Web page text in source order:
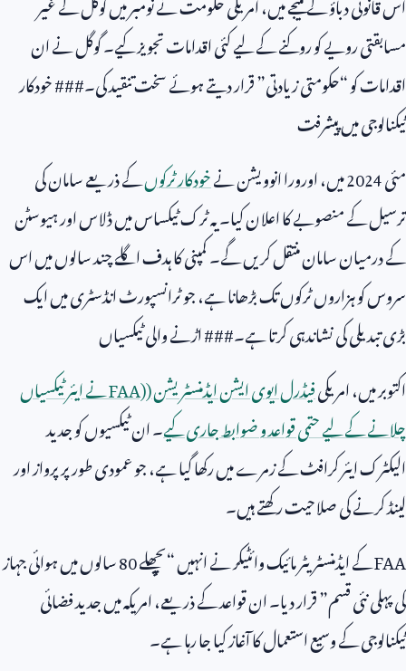
مسابقتی رویے کو روکنے کے لیے کئی اقدامات تجویز کیے۔ گوگل نے ان
اقدامات کو “حکومتی زیادتی” قرار دیتے ہوئے سخت تنقید کی۔### خودکار
ٹیکنالوجی میں پیشرفت
مئی2024میں، اورورا انوویشن نےخودکار ٹرکوںکے ذریعے سامان کی
ترسیل کے منصوبے کا اعلان کیا۔ یہ ٹرک ٹیکساس میں ڈلاس اور ہیوسٹن
کے درمیان سامان منتقل کریں گے۔ کمپنی کا ہدف اگلے چند سالوں میں اس
سروس کو ہزاروں ٹرکوں تک بڑھانا ہے، جو ٹرانسپورٹ انڈسٹری میں ایک
بڑی تبدیلی کی نشاندہی کرتا ہے۔### اڑنے والی ٹیکسیاں
اکتوبر میں، امریکیفیڈرل ایوی ایشن ایڈمنسٹریشن (FAA)نے ایئر ٹیکسیاں
چلانے کے لیے حتمی قواعد و ضوابط جاری کیے۔ ان ٹیکسیوں کو جدید
الیکٹرک ایئر کرافٹ کے زمرے میں رکھا گیا ہے، جو عمودی طور پر پرواز اور
لینڈ کرنے کی صلاحیت رکھتے ہیں۔
FAAکے ایڈمنسٹریٹر مائیک وائٹیکر نے انہیں “پچھلے80سالوں میں ہوائی جہاز
کی پہلی نئی قسم” قرار دیا۔ ان قواعد کے ذریعے، امریکہ میں جدید فضائی
ٹیکنالوجی کے وسیع استعمال کا آغاز کیا جا رہا ہے۔